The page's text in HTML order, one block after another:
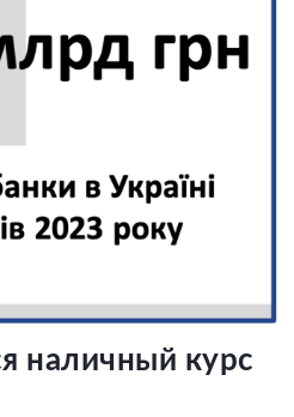
наличный курс